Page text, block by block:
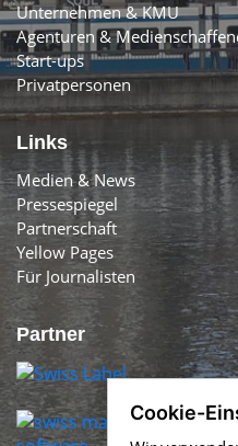
Unternehmen & KMU
Agenturen &
Start-ups
Privatpersonen
Links
Medien & News
Pressespiegel
Partnerschaft
Yellow Pages
Für Journalisten
Partner
Cookie-